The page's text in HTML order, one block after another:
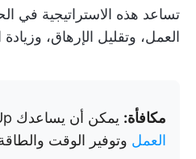
تساعد هذه الاستراتيجية في
العمل، وتقليل الإرهاق، وزيادة
مكافأة: يمكن أن يساعدك ClickUp
العمل وتوفير الوقت